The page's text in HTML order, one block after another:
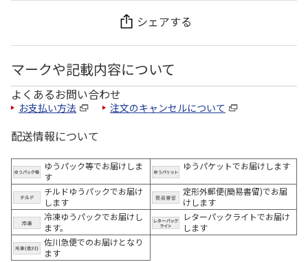
シェアする
マークや記載内容について
よくあるお問い合わせ
お支払い方法 注文のキャンセルについて
配送情報について
ゆうパック等でお届けしま
す
ゆうパケットでお届けします
チルドゆうパックでお届け
します
定形外郵便(簡易書留)でお届
けします
冷凍ゆうパックでお届けし
ます。
レターパックライトでお届け
します
佐川急便でのお届けとなり
ます